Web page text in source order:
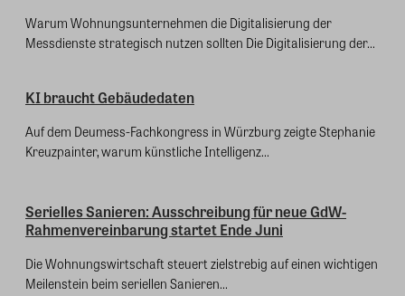
Warum Wohnungsunternehmen die Digitalisierung der
Messdienste strategisch nutzen sollten Die Digitalisierung der...
KI braucht Gebäudedaten
Auf dem Deumess-Fachkongress in Würzburg zeigte Stephanie
Kreuzpainter, warum künstliche Intelligenz...
Serielles Sanieren: Ausschreibung für neue GdW-
Rahmenvereinbarung startet Ende Juni
Die Wohnungswirtschaft steuert zielstrebig auf einen wichtigen
Meilenstein beim seriellen Sanieren...